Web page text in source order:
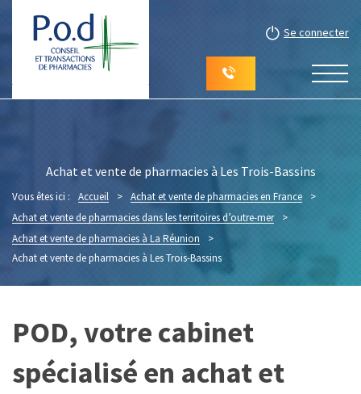
Se connecter
Achat et vente de pharmacies à Les Trois-Bassins
Vous êtes ici : Accueil > Achat et vente de pharmacies en France
>
Achat et vente de pharmacies dans les territoires d’outre-mer
>
Achat et vente de pharmacies à La Réunion
>
Achat et vente de pharmacies à Les Trois-Bassins
POD, votre cabinet
spécialisé en achat et